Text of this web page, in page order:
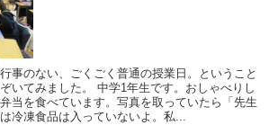
事のない、ごくごく普通の授業日。ということ
いてみました。 中学1年生です。おしゃべりし
当を食べています。写真を取っていたら「先生
冷凍食品は入っていないよ。私...